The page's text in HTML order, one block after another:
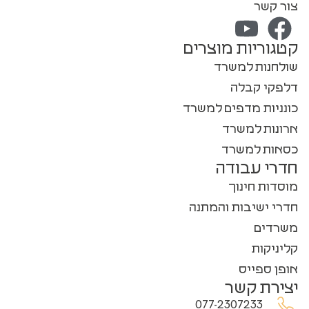
צור קשר
קטגוריות מוצרים
שולחנות למשרד
דלפקי קבלה
כונניות מדפים למשרד
ארונות למשרד
כסאות למשרד
חדרי עבודה
מוסדות חינוך
חדרי ישיבות והמתנה
משרדים
קליניקות
אופן ספייס
יצירת קשר
077-2307233